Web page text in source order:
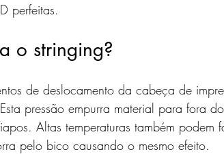
perfeitas.
o stringing?
de deslocamento da cabeça de
pressão empurra material para fora
Altas temperaturas também podem
pelo bico causando o mesmo efeito.